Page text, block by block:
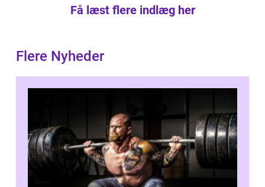
Få læst flere indlæg her
Flere Nyheder